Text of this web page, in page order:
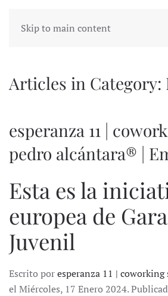
Skip to main content
Articles in Category:
esperanza 11 |
pedro alcántara® |
Esta es la
europea de
Juvenil
Escrito poresperanza 11 |
el Miércoles, 17 Enero 2024.